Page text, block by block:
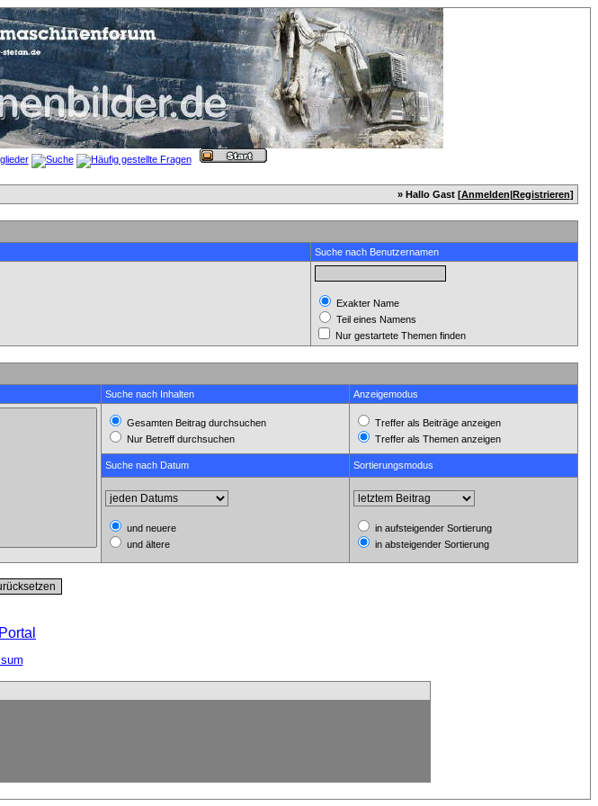
» Hallo Gast [Anmelden|Registrieren]
Suche nach Benutzernamen
Exakter Name
Teil eines Namens
Nur gestartete Themen finden
Suche nach Inhalten Anzeigemodus
Gesamten Beitrag durchsuchen
Nur Betreff durchsuchen
Treffer als Beiträge anzeigen
Treffer als Themen anzeigen
Suche nach Datum Sortierungsmodus
und neuere
und ältere
in aufsteigender Sortierung
in absteigender Sortierung